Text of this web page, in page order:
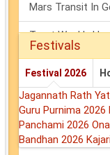
Festivals
Festival 2026
Jagannath Rath
Guru Purnima 2026
Panchami 2026
Bandhan 2026